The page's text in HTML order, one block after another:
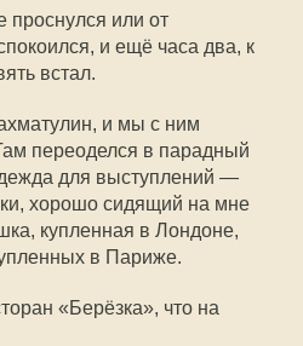
или от
и ещё часа два, к
встал.
и мы с ним
переоделся в парадный
для выступлений —
хорошо сидящий на мне
купленная в Лондоне,
в Париже.
«Берёзка», что на